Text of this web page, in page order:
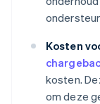
Kosten
kosten.
om deze